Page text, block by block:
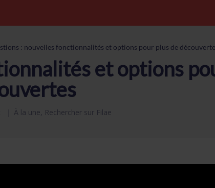
: nouvelles fonctionnalités et options pour plus de
et options
À la une, Rechercher sur Filae